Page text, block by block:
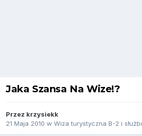
Jaka Szansa Na Wize!?
Przez krzysiekk
21 Maja 2010 w Wiza turystyczna B-2 i